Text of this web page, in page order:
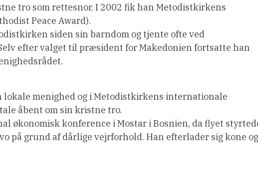
tro som rettesnor. I 2002 fik han Metodistkirkens
Peace Award).
siden sin barndom og tjente ofte ved
efter valget til præsident for Makedonien fortsatte han
lokale menighed og i Metodistkirkens internationale
åbent om sin kristne tro.
økonomisk konference i Mostar i Bosnien, da flyet
på grund af dårlige vejrforhold. Han efterlader sig kone og